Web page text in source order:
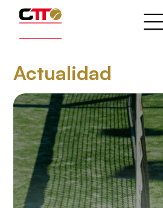
Actualidad